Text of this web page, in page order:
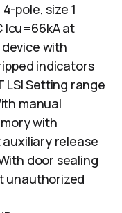
pole, size 1
Icu=66kA at
with
indicators
LSI Setting range
manual
with
release
door sealing
unauthorized